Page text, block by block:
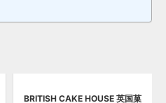
BRITISH CAKE HOUSE 英国菓